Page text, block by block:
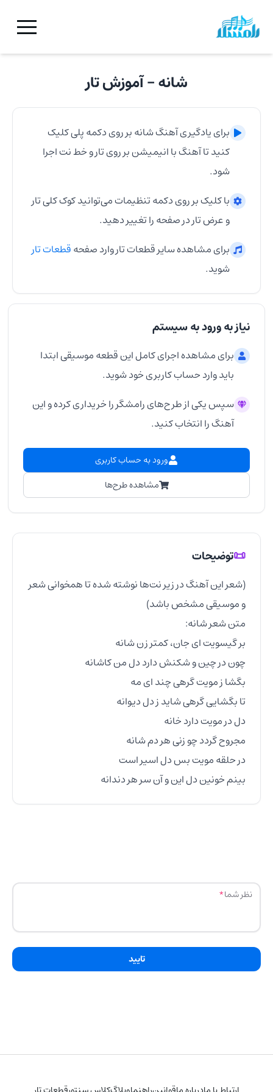
شانه- آموزشتار
برای یادگیری آهنگشانهبر روی دکمه پلی کلیک
کنید تا آهنگ با انیمیشن بر رویتارو خط نت اجرا
شود.
با کلیک بر روی دکمه تنظیمات می‌توانید کوک کلیتار
و عرضتاردر صفحه را تغییر دهید.
برای مشاهده سایر قطعاتتاروارد صفحهقطعاتتار
شوید.
نیاز به ورود به سیستم
برای مشاهده اجرای کامل این قطعه موسیقی ابتدا
باید وارد حساب کاربری خود شوید.
سپس یکی از طرح‌های رامشگر را خریداری کرده و این
آهنگ را انتخاب کنید.
ورود به حساب کاربری
مشاهده طرح‌ها
📜توضیحات
(شعر این آهنگ در زیر نت‌ها نوشته شده تا همخوانی شعر
بینم خونین دل این و آن سر هر دندانه
نظر شما
تایید